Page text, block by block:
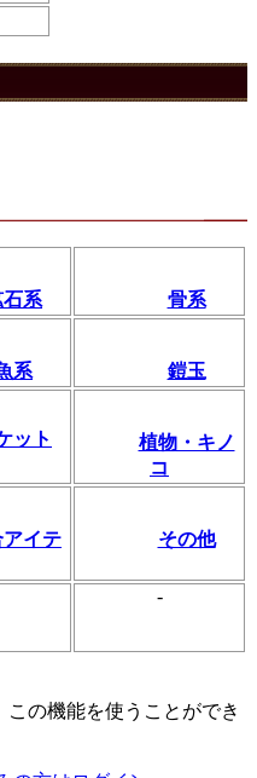
石系 骨系
系 鎧玉
ット
植物・キノ
コ
イテ
その他
-
の機能を使うことができ